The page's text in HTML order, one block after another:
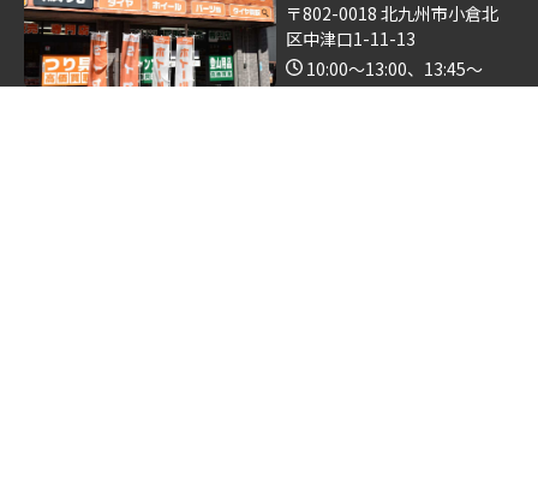
〒802-0018 北九州市小倉北
区中津口1-11-13
10:00～13:00、13:45～
19:00（木曜日定休）